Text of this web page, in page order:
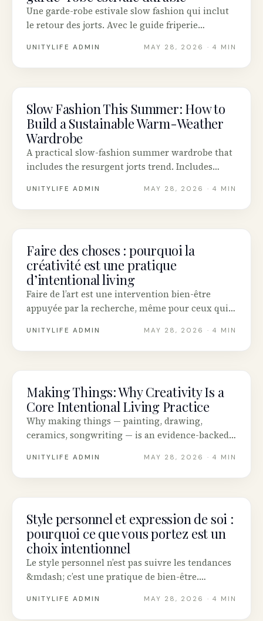
Une garde-robe estivale slow fashion qui inclut
le retour des jorts. Avec le guide friperie
matrice de styles.
UNITYLIFE ADMIN MAY 28, 2026 · 4 MIN
INTENTIONAL LIVING
Slow Fashion This Summer: How to
Build a Sustainable Warm-Weather
Wardrobe
A practical slow-fashion summer wardrobe that
includes the resurgent jorts trend. Includes
and a 12-way styling matrix.
UNITYLIFE ADMIN MAY 28, 2026 · 4 MIN
INTENTIONAL LIVING
Faire des choses : pourquoi la
créativité est une pratique
d’intentional living
Faire de l’art est une intervention bien-être
appuyée par la recherche, même pour ceux qui
commencer dans un petit appartement
canadien.
UNITYLIFE ADMIN MAY 28, 2026 · 4 MIN
INTENTIONAL LIVING
Making Things: Why Creativity Is a
Core Intentional Living Practice
Why making things — painting, drawing,
ceramics, songwriting — is an evidence-backed
small Canadian apartment.
UNITYLIFE ADMIN MAY 28, 2026 · 4 MIN
INTENTIONAL LIVING
Style personnel et expression de soi :
pourquoi ce que vous portez est un
choix intentionnel
Le style personnel n’est pas suivre les tendances
&mdash; c’est une pratique de bien-être.
intentionnellement, ce que la tendance « Samba
UNITYLIFE ADMIN MAY 28, 2026 · 4 MIN